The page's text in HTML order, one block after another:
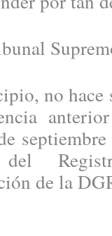
no hace
de la